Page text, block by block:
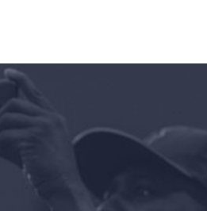
Làm việc với
Hoạt động
Vote
Quyên tặng